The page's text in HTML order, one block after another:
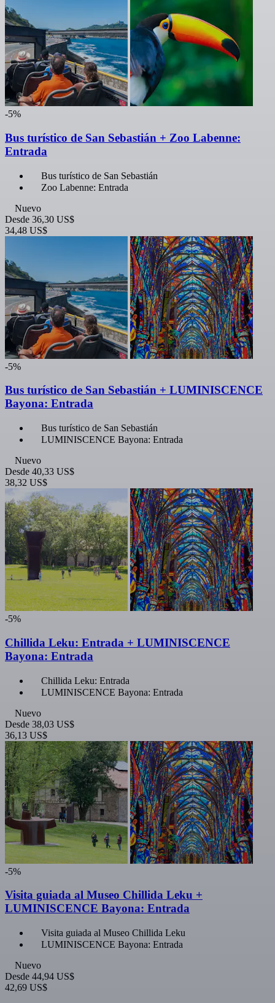
-5%
Bus turístico de San Sebastián + Zoo Labenne:
Entrada
Bus turístico de San Sebastián
Zoo Labenne: Entrada
Nuevo
Desde 36,30 US$
34,48 US$
-5%
Bus turístico de San Sebastián + LUMINISCENCE
Bayona: Entrada
Bus turístico de San Sebastián
LUMINISCENCE Bayona: Entrada
Nuevo
Desde 40,33 US$
38,32 US$
-5%
Chillida Leku: Entrada + LUMINISCENCE
Bayona: Entrada
Chillida Leku: Entrada
LUMINISCENCE Bayona: Entrada
Nuevo
Desde 38,03 US$
36,13 US$
-5%
Visita guiada al Museo Chillida Leku +
LUMINISCENCE Bayona: Entrada
Visita guiada al Museo Chillida Leku
LUMINISCENCE Bayona: Entrada
Nuevo
Desde 44,94 US$
42,69 US$